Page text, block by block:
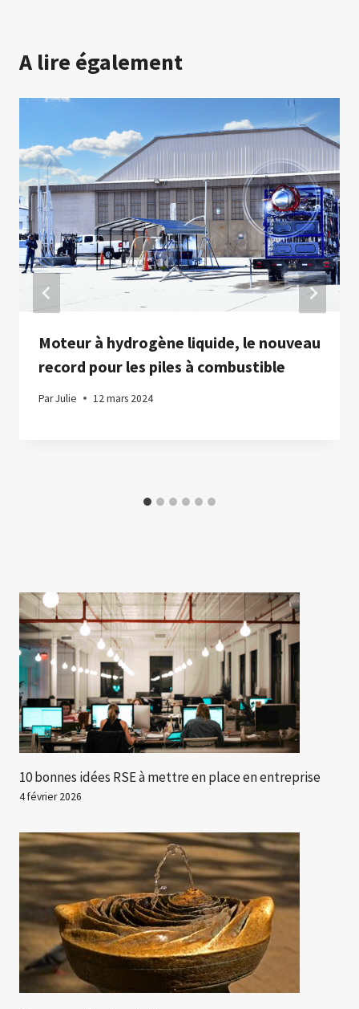
A lire également
Moteur à hydrogène liquide, le nouveau
record pour les piles à combustible
ParJulie 12 mars 2024
10 bonnes idées RSE à mettre en place en entreprise
4 février 2026